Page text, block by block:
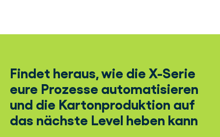
Findet heraus, wie die X-Serie
eure Prozesse automatisieren
und die Kartonproduktion auf
das nächste Level heben kann